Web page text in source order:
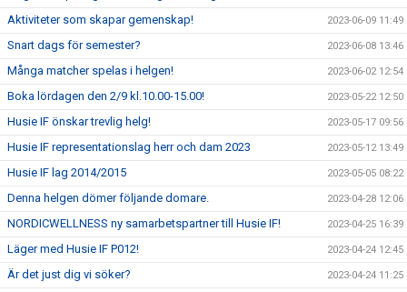
Aktiviteter som skapar gemenskap! 2023-06-09 11:49
Snart dags för semester? 2023-06-08 13:46
Många matcher spelas i helgen! 2023-06-02 12:54
Boka lördagen den 2/9 kl.10.00-15.00! 2023-05-22 12:50
Husie IF önskar trevlig helg! 2023-05-17 09:56
Husie IF representationslag herr och dam 2023 2023-05-12 13:49
Husie IF lag 2014/2015 2023-05-05 08:22
Denna helgen dömer följande domare. 2023-04-28 12:06
NORDICWELLNESS ny samarbetspartner till Husie IF! 2023-04-25 16:39
Läger med Husie IF P012! 2023-04-24 12:45
Är det just dig vi söker? 2023-04-24 11:25